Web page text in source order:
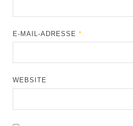
E-MAIL-ADRESSE*
WEBSITE